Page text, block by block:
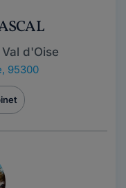
d'Oise
95300